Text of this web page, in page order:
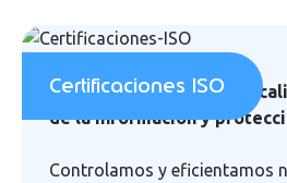
Certificaciones ISO
Principios de gestión de
de la información y
Controlamos y eficientamos